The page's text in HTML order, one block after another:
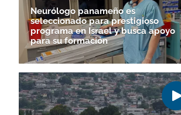
Neurólogo panameño es
seleccionado para prestigioso
programa en Israel y busca apoyo
para su formación